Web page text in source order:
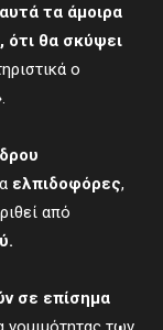
τα άμοιρα
ότι θα σκύψει
ο
ελπιδοφόρες,
από
σε επίσημα